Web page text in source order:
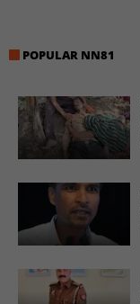
POPULAR NN81